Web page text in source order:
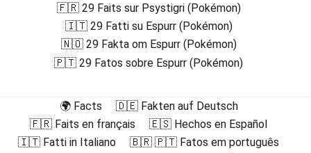
🇫🇷 29 Faits sur Psystigri (Pokémon)
🇮🇹 29 Fatti su Espurr (Pokémon)
🇳🇴 29 Fakta om Espurr (Pokémon)
🇵🇹 29 Fatos sobre Espurr (Pokémon)
🌍 Facts
🇩🇪 Fakten auf Deutsch
🇫🇷 Faits en français
🇪🇸 Hechos en Español
🇮🇹 Fatti in Italiano
🇧🇷 🇵🇹 Fatos em português